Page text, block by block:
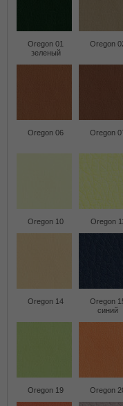
Oregon 01
зеленый
Oregon
Oregon 06 Oregon
Oregon 10 Oregon
Oregon 14
Oregon
синий
Oregon 19 Oregon